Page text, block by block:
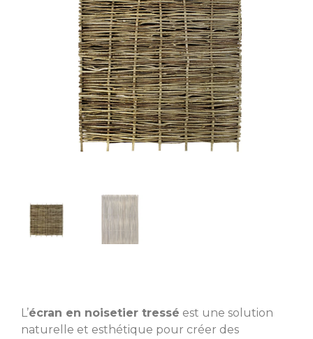
L’écran en noisetier tressé est une solution
naturelle et esthétique pour créer des